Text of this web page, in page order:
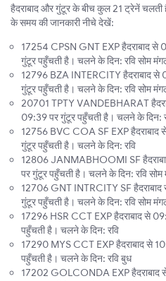
हैदराबाद और गुंटूर के बीच कुल 21 ट्रेनें चलती
के समय की जानकारी नीचे देखें:
17254 CPSN GNT EXP हैदराबाद
गुंटूर पहुँचती है। चलने के दिन: रवि सोम
12796 BZA INTERCITY हैदराबाद
गुंटूर पहुँचती है। चलने के दिन: रवि सोम
20701 TPTY VANDEBHARAT
09:39 पर गुंटूर पहुँचती है। चलने के दिन:
12756 BVC COA SF EXP
गुंटूर पहुँचती है। चलने के दिन: रवि
12806 JANMABHOOMI SF
पर गुंटूर पहुँचती है। चलने के दिन: रवि
12706 GNT INTRCITY SF
गुंटूर पहुँचती है। चलने के दिन: रवि सोम
17296 HSR CCT EXP हैदराबाद से
पहुँचती है। चलने के दिन: रवि
17290 MYS CCT EXP हैदराबाद से
पहुँचती है। चलने के दिन: रवि बुध
17202 GOLCONDA EXP